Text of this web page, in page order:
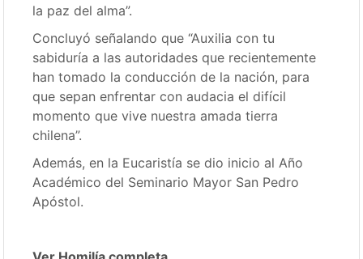
la paz del alma”.
Concluyó señalando que “Auxilia con tu
sabiduría a las autoridades que recientemente
han tomado la conducción de la nación, para
que sepan enfrentar con audacia el difícil
momento que vive nuestra amada tierra
chilena”.
Además, en la Eucaristía se dio inicio al Año
Académico del Seminario Mayor San Pedro
Apóstol.